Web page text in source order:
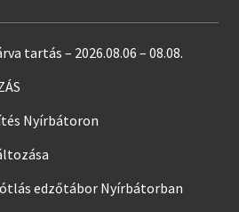
tartás – 2026.08.06 – 08.08.
Nyírbátoron
edzőtábor Nyírbátorban